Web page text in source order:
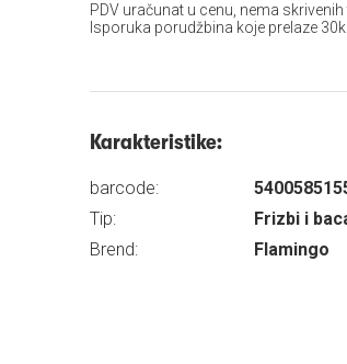
PDV uračunat u cenu, nema skrivenih
Isporuka porudžbina koje prelaze
Karakteristike:
barcode:
Tip:
Frizbi i
Brend:
Flamingo